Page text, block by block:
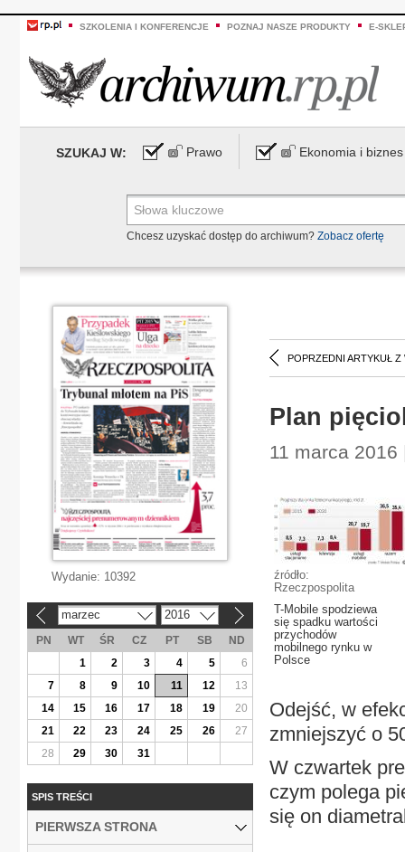
SZKOLENIA I KONFERENCJE POZNAJ NASZE PRODUKTY E-
SZUKAJ W: Prawo Ekonomia i biznes
Chcesz uzyskać dostęp do archiwum? Zobacz ofertę
POPRZEDNI ARTYKUŁ Z
Plan
11 marca 2016
źródło:
Rzeczpospolita
T-Mobile spodziewa
się spadku wartości
przychodów
mobilnego rynku w
Polsce
Odejść, w
zmniejszyć o
W czwartek
czym polega
się on
Wydanie: 10392
marzec 2016
PN WT ŚR CZ PT SB
ND
1
2 3 4 5
6
7
8 9 10 11 12
13
14
15 16 17 18 19
20
21
22 23 24 25 26
27
28
29 30 31
SPIS TREŚCI
PIERWSZA STRONA